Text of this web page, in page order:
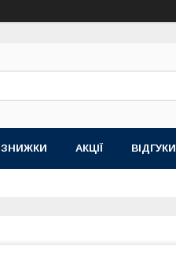
ЗНИЖКИ АКЦІЇ ВІДГУКИ